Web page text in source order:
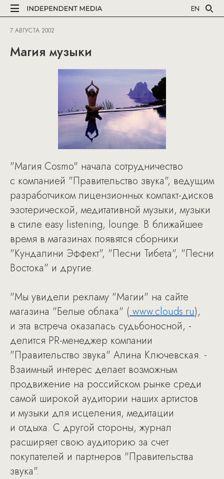
EN
7 АВГУСТА 2002
Магия музыки
"Магия Cosmo" начала сотрудничество
с компанией "Правительство звука", ведущим
разработчиком лицензионных компакт-дисков
эзотерической, медитативной музыки, музыки
в стиле easy listening, lounge. В ближайшее
время в магазинах появятся сборники
"Кундалини Эффект", "Песни Тибета", "Песни
Востока" и другие.
"Мы увидели рекламу "Магии" на сайте
магазина "Белые облака" (www.clouds.ru),
и эта встреча оказалась судьбоносной, -
делится PR-менеджер компании
"Правительство звука" Алина Ключевская. -
Взаимный интерес делает возможным
продвижение на российском рынке среди
самой широкой аудитории наших артистов
и музыки для исцеления, медитации
и отдыха. С другой стороны, журнал
расширяет свою аудиторию за счет
покупателей и партнеров "Правительства
звука".